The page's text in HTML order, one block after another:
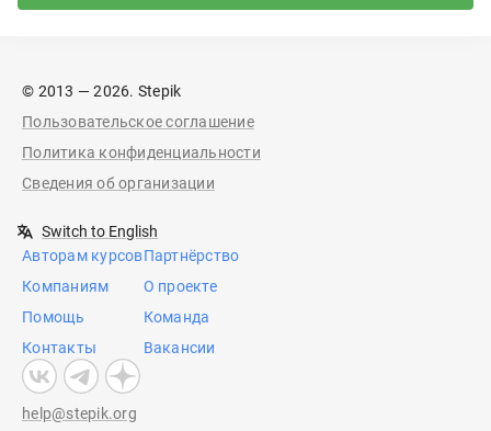
© 2013 — 2026. Stepik
Пользовательское соглашение
Политика конфиденциальности
Сведения об организации
Switch to English
Авторам курсов
Компаниям
Помощь
Контакты
Партнёрство
О проекте
Команда
Вакансии
help@stepik.org